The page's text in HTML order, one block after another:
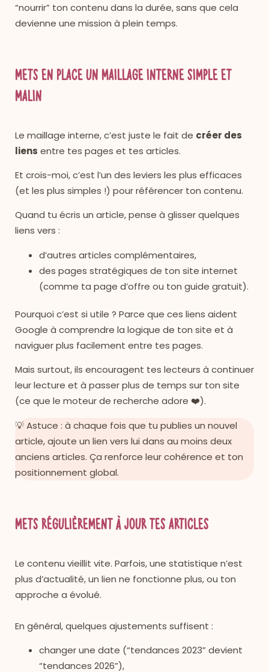
“nourrir” ton contenu dans la durée, sans que cela
devienne une mission à plein temps.
Mets en place un maillage interne simple et
malin
Le maillage interne, c’est juste le fait de créer des
liens entre tes pages et tes articles.
Et crois-moi, c’est l’un des leviers les plus efficaces
(et les plus simples !) pour référencer ton contenu.
Quand tu écris un article, pense à glisser quelques
liens vers :
d’autres articles complémentaires,
des pages stratégiques de ton site internet
(comme ta page d’offre ou ton guide gratuit).
Pourquoi c’est si utile ? Parce que ces liens aident
Google à comprendre la logique de ton site et à
naviguer plus facilement entre tes pages.
Mais surtout, ils encouragent tes lecteurs à continuer
leur lecture et à passer plus de temps sur ton site
(ce que le moteur de recherche adore ❤️).
💡 Astuce : à chaque fois que tu publies un nouvel
article, ajoute un lien vers lui dans au moins deux
anciens articles. Ça renforce leur cohérence et ton
positionnement global.
Mets régulièrement à jour tes articles
Le contenu vieillit vite. Parfois, une statistique n’est
plus d’actualité, un lien ne fonctionne plus, ou ton
approche a évolué.
En général, quelques ajustements suffisent :
changer une date (“tendances 2023” devient
“tendances 2026”),